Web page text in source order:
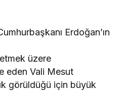
Erdoğan’ın
üzere
eden Vali Mesut
görüldüğü için büyük